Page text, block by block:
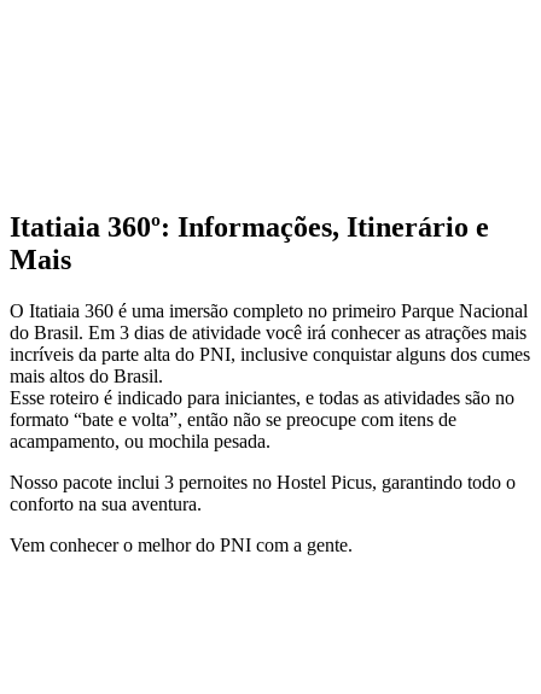
Itatiaia 360º: Informações, Itinerário e
Mais
O Itatiaia 360 é uma imersão completo no primeiro Parque Nacional
do Brasil. Em 3 dias de atividade você irá conhecer as atrações mais
incríveis da parte alta do PNI, inclusive conquistar alguns dos cumes
mais altos do Brasil.
Esse roteiro é indicado para iniciantes, e todas as atividades são no
formato “bate e volta”, então não se preocupe com itens de
acampamento, ou mochila pesada.
Nosso pacote inclui 3 pernoites no Hostel Picus, garantindo todo o
conforto na sua aventura.
Vem conhecer o melhor do PNI com a gente.